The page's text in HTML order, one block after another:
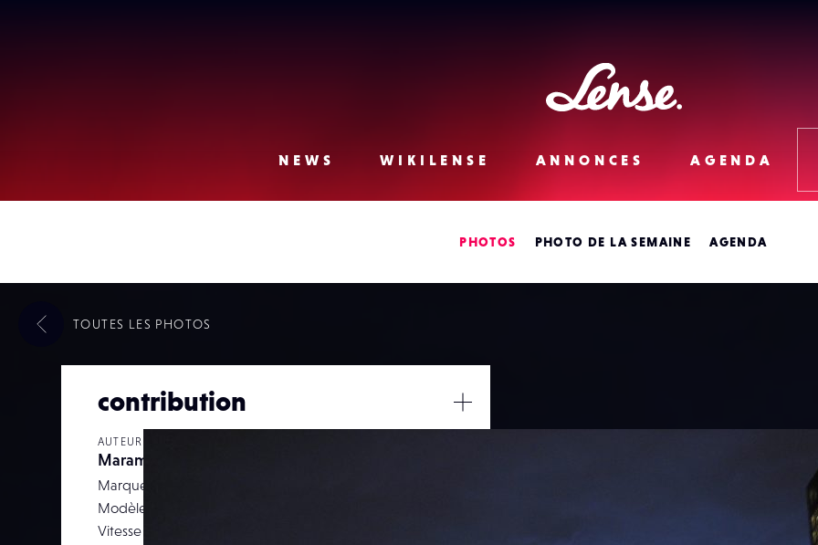
Lense
NEWS
WIKILENSE ANNONCES AGENDA
PHOTOS PHOTO DE LA SEMAINE AGENDA
contribution
AUTEUR
Maramounji
Marque
Modèle
Vitesse d’obturation
/
TOUTES LES PHOTOS